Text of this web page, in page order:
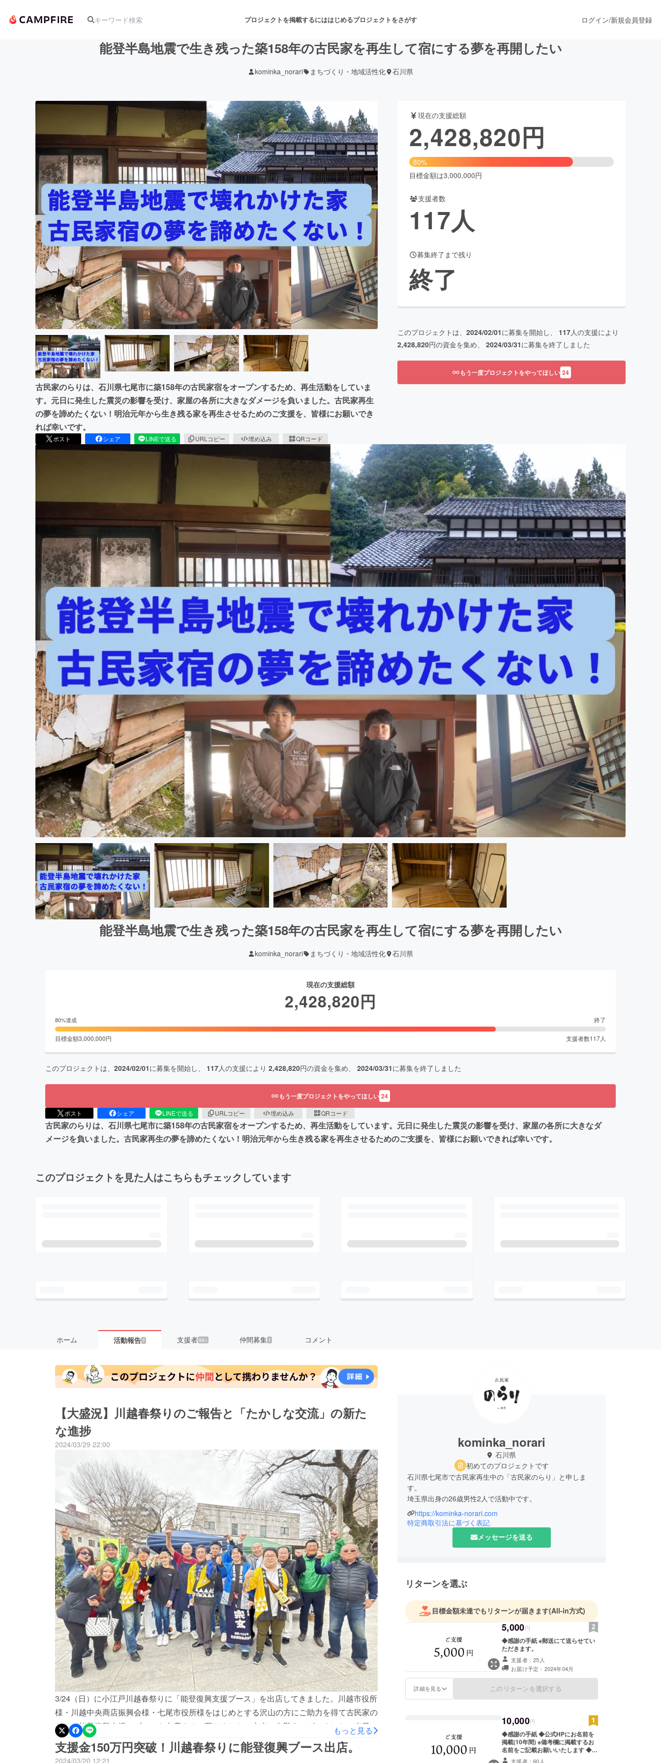
プロジェクトを掲載するにははじめるプロジェクトをさがす
アート・写真 音楽 舞台・パフォーマンス
テクノロジー・ガジェット ゲーム・サービス開発 フード・飲食店 ファッション
映像・映画 書籍・雑誌出版 アニメ・漫画
ビジネス・起業 チャレンジ ビューティー・ヘルスケア
まちづくり・地域活性化
CAMPFIRE for Social GoodCAMPFIRE Creation
CAMPFIREふるさと納税machi-yaコミュニティ
ログイン/新規会員登録
能登半島地震で生き残った築158年の古民家を再生して宿にする夢を再開したい
kominka_norari まちづくり・地域活性化 石川県
古民家のらりは、石川県七尾市に築158年の古民家宿をオープンするため、再生活動をしていま
す。元日に発生した震災の影響を受け、家屋の各所に大きなダメージを負いました。古民家再生
の夢を諦めたくない！明治元年から生き残る家を再生させるためのご支援を、皆様にお願いでき
れば幸いです。
ポスト シェア LINEで送る URLコピー 埋め込み QRコード
現在の支援総額
2,428,820円
80%
目標金額は3,000,000円
支援者数
117人
募集終了まで残り
終了
このプロジェクトは、 2024/02/01に募集を開始し、 117人の支援により
2,428,820円の資金を集め、 2024/03/31に募集を終了しました
もう一度プロジェクトをやってほしい 24
能登半島地震で生き残った築158年の古民家を再生して宿にする夢を再開したい
kominka_norari まちづくり・地域活性化 石川県
現在の支援総額
2,428,820円
80%達成 終了
目標金額3,000,000円 支援者数117人
このプロジェクトは、 2024/02/01に募集を開始し、 117人の支援により 2,428,820円の資金を集め、 2024/03/31に募集を終了しました
もう一度プロジェクトをやってほしい 24
ポスト シェア LINEで送る URLコピー 埋め込み QRコード
古民家のらりは、石川県七尾市に築158年の古民家宿をオープンするため、再生活動をしています。元日に発生した震災の影響を受け、家屋の各所に大きなダ
メージを負いました。古民家再生の夢を諦めたくない！明治元年から生き残る家を再生させるためのご支援を、皆様にお願いできれば幸いです。
このプロジェクトを見た人はこちらもチェックしています
ホーム 活動報告7 支援者99+ 仲間募集 1 コメント
【大盛況】川越春祭りのご報告と「たかしな交流」の新た
な進捗
2024/03/29 22:00
3/24（日）に小江戸川越春祭りに「能登復興支援ブース」を出店してきました。川越市役所
様・川越中央商店振興会様・七尾市役所様をはじめとする沢山の方にご助力を得て古民家の
らりが能登復興支援のブースを出店するに至りました。本当に有難うございました。当日
は・能登の地酒・イワシの炭火焼き・なかじま菜の醤油漬け・和ろうそく・クッキーを会場
で販売し、1時間半を残して全商品完売で大盛況でした。祭りに来られたお客様から、能登
もっと見る
支援金150万円突破！川越春祭りに能登復興ブース出店。
2024/03/20 12:21
kominka_norari
石川県
初めてのプロジェクトです
石川県七尾市で古民家再生中の「古民家のらり」と申しま
す。
埼玉県出身の26歳男性2人で活動中です。
令和6年能登半島地震の影響で活動が一時休止してしまった
ため、クラウドファンディングを開設いたしました。
https://kominka-norari.com
特定商取引法に基づく表記
メッセージを送る
リターンを選ぶ
目標金額未達でもリターンが届きます(All-in方式)
5,000円
◆感謝の手紙 ※郵送にて送らせてい
ただきます。
支援者：25人
お届け予定：2024年04月
詳細を見る このリターンを選択する
10,000円
◆感謝の手紙 ◆公式HPにお名前を
掲載(10年間) ※備考欄に掲載するお
名前をご記載お願いいたします ◆の
らりオリジナルTシャツ
支援者：60人